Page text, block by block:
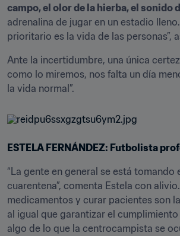
campo, el olor de la hierba, el sonido
adrenalina de jugar en un estadio
prioritario es la vida de las personas”,
Ante la incertidumbre, una única
como lo miremos, nos falta un día
la vida normal”.
ESTELA FERNÁNDEZ: Futbolista
“La gente en general se está tomando
cuarentena”, comenta Estela con
medicamentos y curar pacientes son
al igual que garantizar el cumplimiento
algo de lo que la centrocampista se